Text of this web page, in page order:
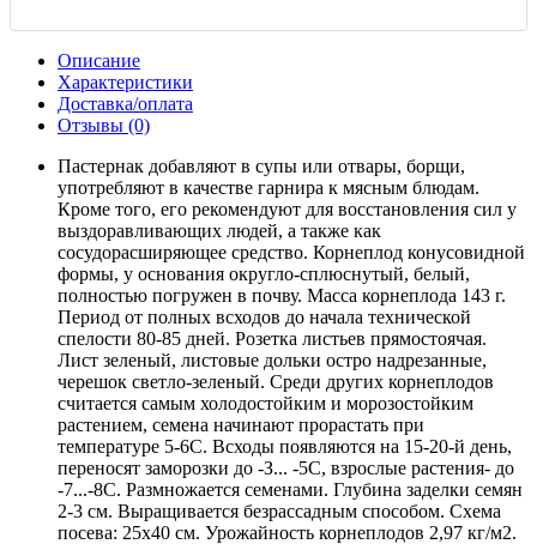
Описание
Характеристики
Доставка/оплата
Отзывы (0)
Пастернак добавляют в супы или отвары, борщи,
употребляют в качестве гарнира к мясным блюдам.
Кроме того, его рекомендуют для восстановления сил у
выздоравливающих людей, а также как
сосудорасширяющее средство. Корнеплод конусовидной
формы, у основания округло-сплюснутый, белый,
полностью погружен в почву. Масса корнеплода 143 г.
Период от полных всходов до начала технической
спелости 80-85 дней. Розетка листьев прямостоячая.
Лист зеленый, листовые дольки остро надрезанные,
черешок светло-зеленый. Среди других корнеплодов
считается самым холодостойким и морозостойким
растением, семена начинают прорастать при
температуре 5-6С. Всходы появляются на 15-20-й день,
переносят заморозки до -З... -5С, взрослые растения- до
-7...-8С. Размножается семенами. Глубина заделки семян
2-3 см. Выращивается безрассадным способом. Схема
посева: 25х40 см. Урожайность корнеплодов 2,97 кг/м2.